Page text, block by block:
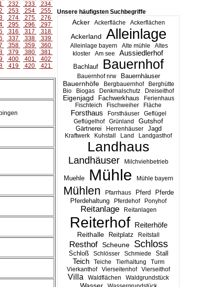
Unsere häufigsten Suchbegriffe
Acker Ackerfläche Ackerflächen
Ackerland Alleinlage
Alleinlage bayern Alte mühle
Altes
kloster
Am see Aussiedlerhof
Bachlauf Bauernhof
Bauernhof nrw Bauernhäuser
Bauernhöfe Bergbauernhof
Berghütte
Bio
Biogas Denkmalschutz Dreiseithof
Eigenjagd Fachwerkhaus
Ferienhaus
Fischteich
Fischweiher Fläche
Forsthaus Forsthäuser
Geflügel
Geflügelhof
Grünland
Gutshof
Gärtnerei
Herrenhäuser Jagd
Kraftwerk Kuhstall Land Landgasthof
Landhaus
Landhäuser Milchviehbetrieb
Muehle Mühle Mühle bayern
Mühlen Pfarrhaus Pferd Pferde
Pferdehaltung Pferdehof Ponyhof
Reitanlage Reitanlagen
Reiterhof Reiterhöfe
Reithalle Reitplatz Reitstall
Resthof Scheune Schloss
Schloß Schlösser Schmiede Stall
Teich Teiche Tierhaltung
Turm
Vierkanthof
Vierseitenhof Vierseithof
Villa Waldflächen Waldgrundstück
232 233
234
253 254
255
274 275
276
295 296
297
316 317
318
337 338
339
358 359
360
379 380
381
400 401
402
419 420 421